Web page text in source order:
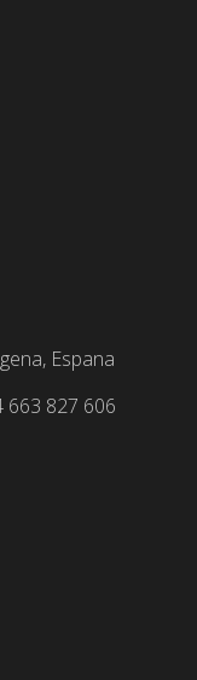
Espana
663 827 606